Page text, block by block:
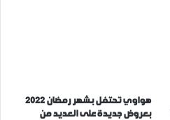
هواوي تحتفل بشهر رمضان 2022
بعروض جديدة على العديد من